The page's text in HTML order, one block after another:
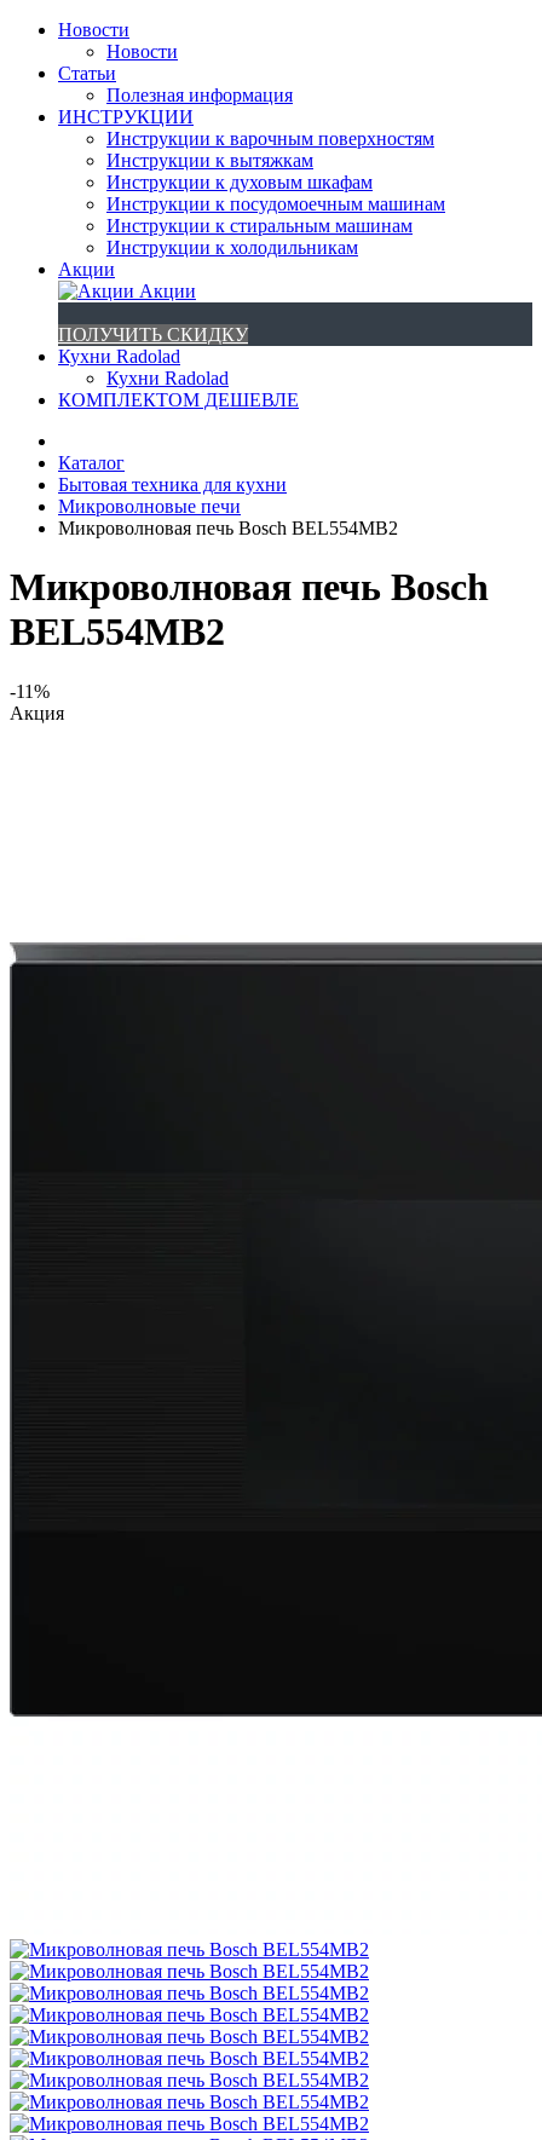
Новости
Новости
Статьи
Полезная информация
ИНСТРУКЦИИ
Инструкции к варочным поверхностям
Инструкции к вытяжкам
Инструкции к духовым шкафам
Инструкции к посудомоечным машинам
Инструкции к стиральным машинам
Инструкции к холодильникам
Акции
Акции
ПОЛУЧИТЬ СКИДКУ
Кухни Radolad
Кухни Radolad
КОМПЛЕКТОМ ДЕШЕВЛЕ
Каталог
Бытовая техника для кухни
Микроволновые печи
Микроволновая печь Bosch BEL554MB2
Микроволновая печь Bosch
BEL554MB2
-11%
Акция